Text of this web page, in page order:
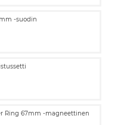
-suodin
Ring 67mm -magneettinen